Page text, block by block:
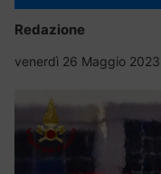
Redazione
venerdì 26 Maggio 2023